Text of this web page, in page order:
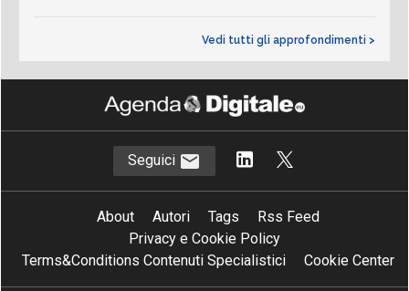
Vedi tutti gli approfondimenti >
Seguici
About Autori Tags
Rss Feed
Privacy e Cookie Policy
Terms&Conditions Contenuti Specialistici
Cookie Center